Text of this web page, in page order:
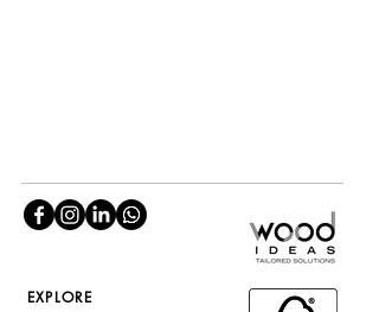
EXPLORE